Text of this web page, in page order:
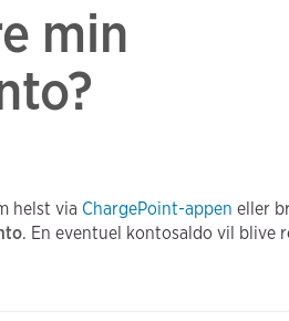
min
helst via ChargePoint-appen eller
. En eventuel kontosaldo vil blive